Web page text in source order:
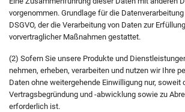
vorgenommen. Grundlage für die
DSGVO, der die Verarbeitung von Daten zur
vorvertraglicher Maßnahmen gestattet.
(2) Sofern Sie unsere Produkte und
nehmen, erheben, verarbeiten und nutzen wir Ihre
Daten ohne weitergehende Einwilligung nur, soweit
Vertragsbegründung und -abwicklung sowie zu
erforderlich ist.